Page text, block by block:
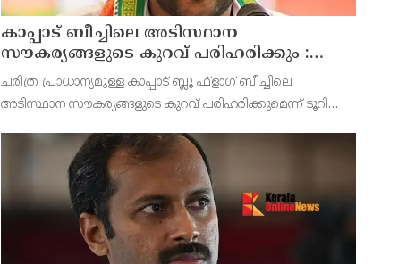
കാപ്പാട് ബീച്ചിലെ അടിസ്ഥാന
സൗകര്യങ്ങളുടെ കുറവ് പരിഹരിക്കും :
മന്ത്രി പി.സി വിഷ്ണുനാഥ്
ചരിത്ര പ്രാധാന്യമുള്ള കാപ്പാട് ബ്ലൂ ഫ്‌ളാഗ് ബീച്ചിലെ
അടിസ്ഥാന സൗകര്യങ്ങളുടെ കുറവ് പരിഹരിക്കുമെന്ന് ടൂറിസം-
സന്ദർശനം നടത്തുകയായിരുന്നു മന്ത്രി.